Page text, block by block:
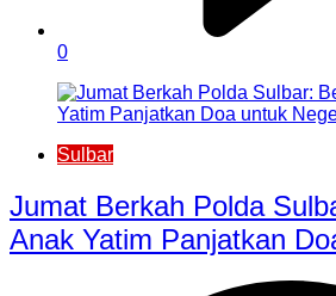
0
Sulbar
Jumat Berkah Polda
Anak Yatim Panjatkan